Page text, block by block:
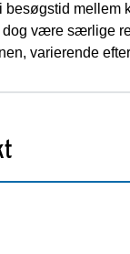
besøgstid mellem
dog være særlige
varierende